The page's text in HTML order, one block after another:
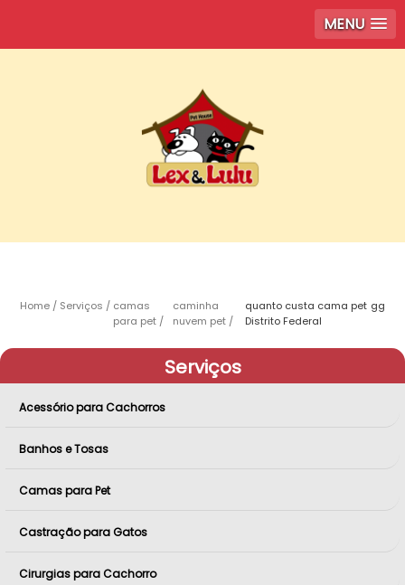
MENU
Home Serviços
camas
para pet
caminha
nuvem pet
quanto custa cama pet gg
Distrito Federal
Serviços
Acessório para Cachorros
Banhos e Tosas
Camas para Pet
Castração para Gatos
Cirurgias para Cachorro